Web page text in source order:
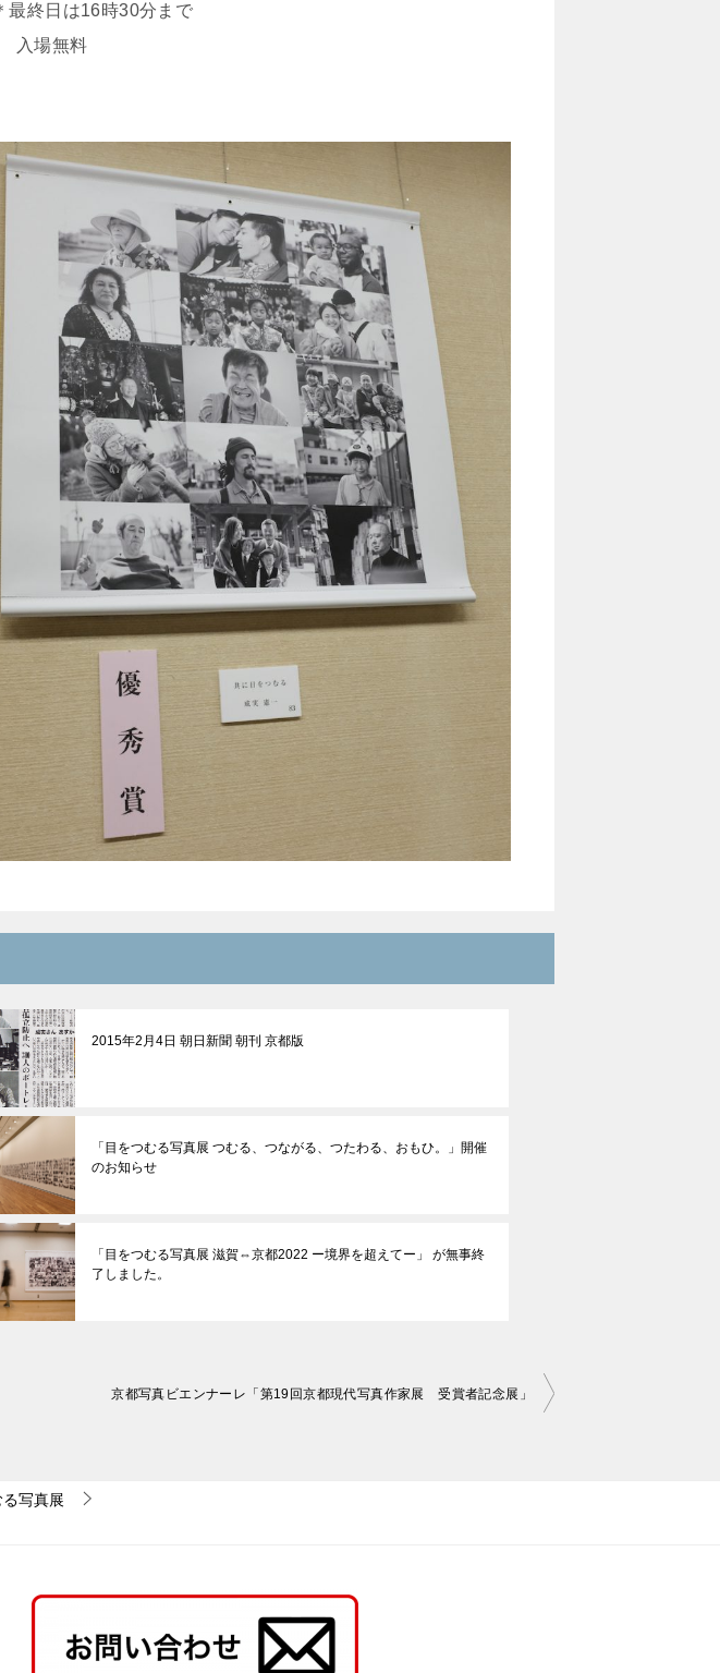
終日は16時30分まで
入場無料
2015年2月4日 朝日新聞 朝刊 京都版
「目をつむる写真展 つむる、つながる、つたわる、おもひ。」開催
のお知らせ
「目をつむる写真展 滋賀⇔京都2022 ー境界を超えてー」 が無事終
了しました。
京都写真ビエンナーレ「第19回京都現代写真作家展 受賞者記念展」
写真展